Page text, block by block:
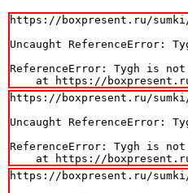
https://boxpresent.ru/
Uncaught ReferenceError:
ReferenceError: Tygh is
at https://
https://boxpresent.ru/
Uncaught ReferenceError:
ReferenceError: Tygh is
at https://
https://boxpresent.ru/